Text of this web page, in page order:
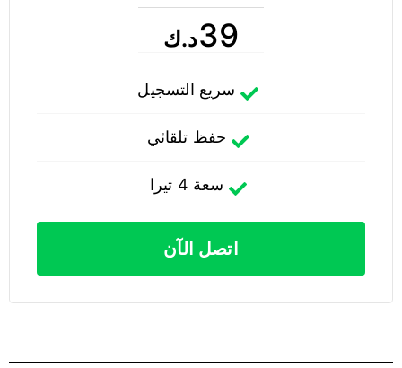
39د.ك
سريع التسجيل
حفظ تلقائي
سعة 4 تيرا
اتصل الآن